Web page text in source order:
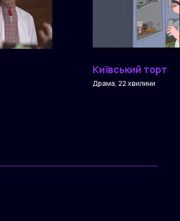
Київський торт
Драма, 22 хвилини